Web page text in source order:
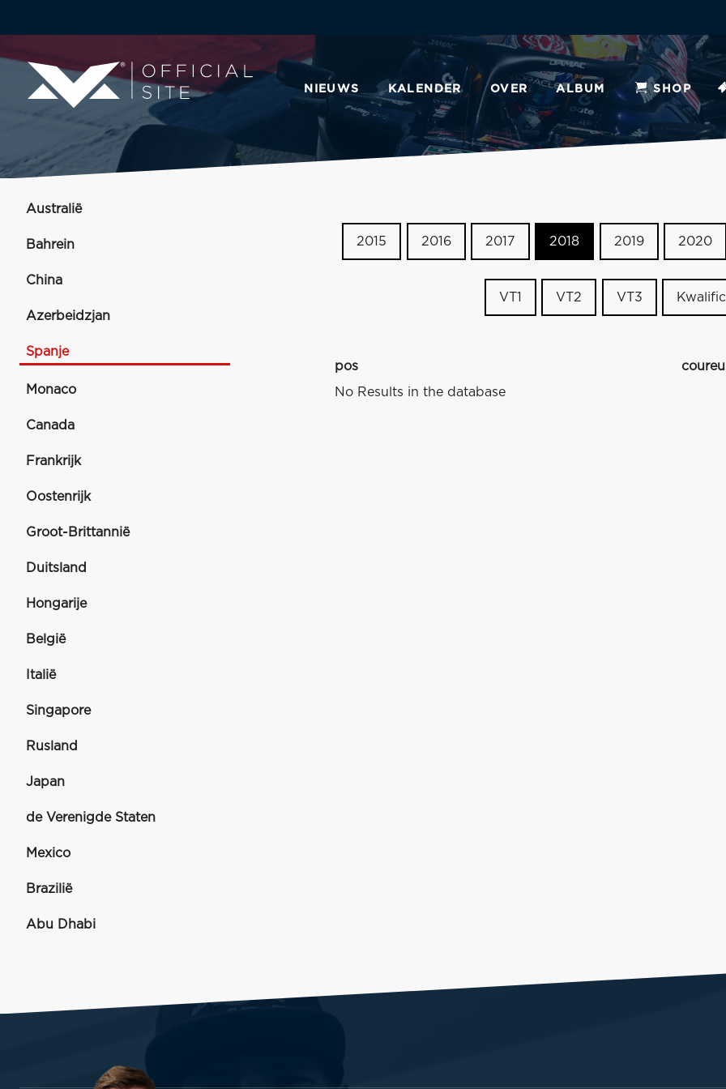
NIEUWS KALENDER OVER ALBUM SHOP
Australië
Bahrein
China
Azerbeidzjan
Spanje
Monaco
Canada
Frankrijk
Oostenrijk
Groot-Brittannië
Duitsland
Hongarije
België
Italië
Singapore
Rusland
Japan
de Verenigde Staten
Mexico
Brazilië
Abu Dhabi
2015 2016 2017 2018 2019 2020
VT1 VT2 VT3
pos
No Results in the database